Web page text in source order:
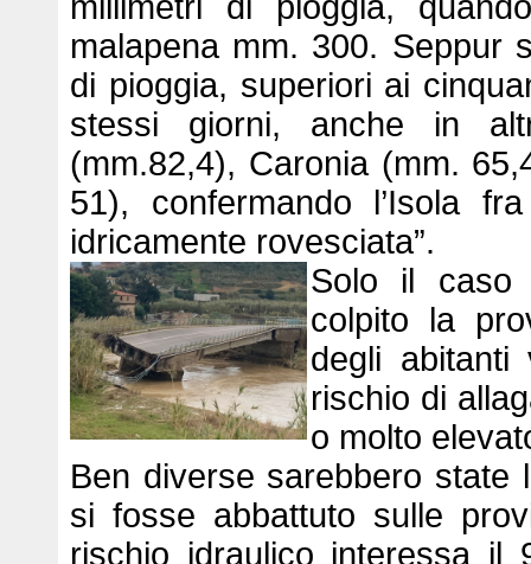
malapena mm. 300. Seppur
di pioggia, superiori ai
stessi giorni, anche in
(mm.82,4), Caronia (mm.
51), confermando l’Isola
idricamente rovesciata”.
Solo il caso
colpito la
degli
rischio di
o molto
Ben diverse sarebbero state
si fosse abbattuto sulle
rischio idraulico interessa il